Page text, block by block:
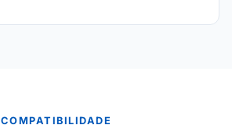
COMPATIBILIDADE